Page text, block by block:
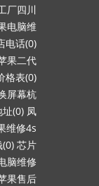
厂四川
电脑维
电话(0)
果二代
格表(0)
屏幕杭
(0) 凤
维修4s
芯片
脑维修
果售后